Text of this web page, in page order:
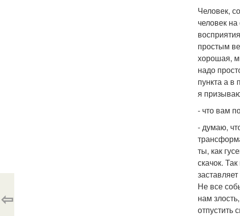
Человек,
человек
простым
хорошая,
надо
пункта а в
я
- что вам
- думаю,
ты, как
скачок.
Не все
нам
отпустить
⇦